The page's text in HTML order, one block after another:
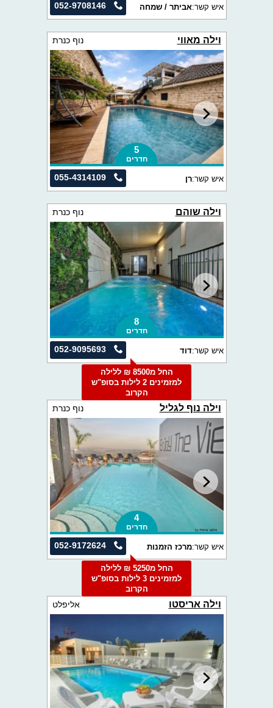
052-9708146 איש קשר:אביתר / שמחה
וילה מאווי נוף כנרת
5
חדרים
055-4314109 איש קשר:רן
וילה שוהם נוף כנרת
8
חדרים
052-9095693 איש קשר:דוד
החל מ8500 ₪ ללילה
למזמינים 2 לילות בסופ"ש
הקרוב
וילה נוף לגליל נוף כנרת
4
חדרים
052-9172624 איש קשר:מרכז הזמנות
החל מ5250 ₪ ללילה
למזמינים 3 לילות בסופ"ש
הקרוב
וילה אריסטו אליפלט